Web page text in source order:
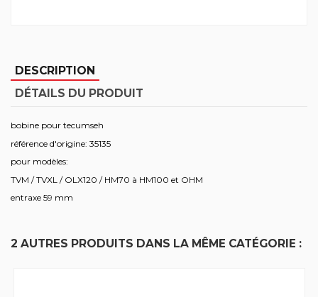
DESCRIPTION
DÉTAILS DU PRODUIT
bobine pour tecumseh
référence d'origine: 35135
pour modèles:
TVM / TVXL / OLX120 / HM70 à HM100 et OHM
entraxe 59 mm
2 AUTRES PRODUITS DANS LA MÊME CATÉGORIE :